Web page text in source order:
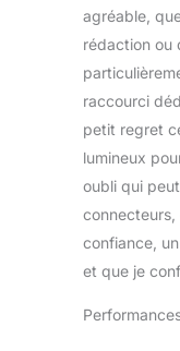
agréable,
rédaction ou
raccourci
petit regret
lumineux
oubli qui
confiance,
et que je